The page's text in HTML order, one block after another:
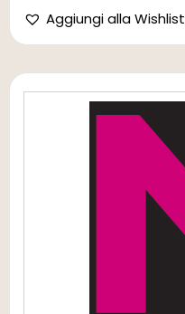
Aggiungi alla Wishlist